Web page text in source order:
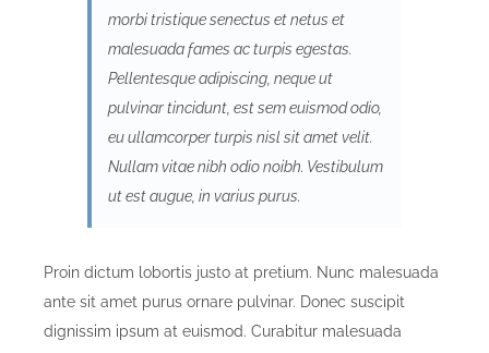
morbi tristique senectus et netus et
malesuada fames ac turpis egestas.
Pellentesque adipiscing, neque ut
pulvinar tincidunt, est sem euismod odio,
eu ullamcorper turpis nisl sit amet velit.
Nullam vitae nibh odio noibh. Vestibulum
ut est augue, in varius purus.
Proin dictum lobortis justo at pretium. Nunc malesuada
ante sit amet purus ornare pulvinar. Donec suscipit
dignissim ipsum at euismod. Curabitur malesuada